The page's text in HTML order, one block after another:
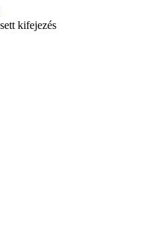
kifejezés